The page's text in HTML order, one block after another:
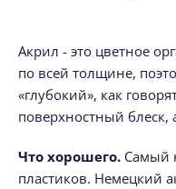
Акрил - это цветное
по всей толщине,
«глубокий», как
поверхностный блеск,
Что хорошего. Самый
пластиков. Немецкий